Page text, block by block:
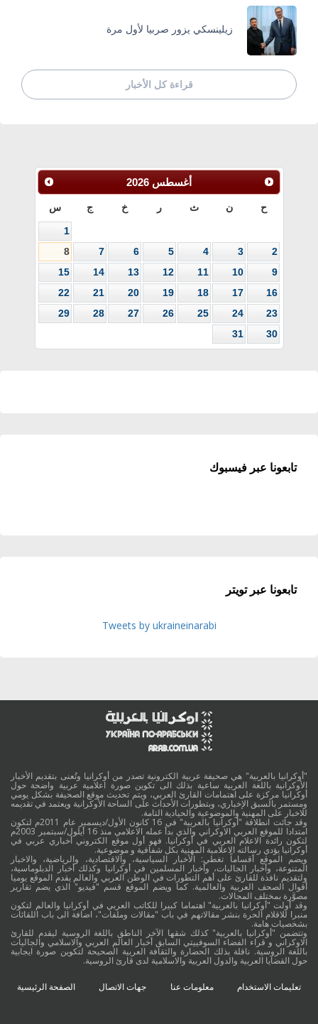
زيلينسكي يزور صربيا لأول مرة
قراءة كل الأخبار
أغسطس 2026
ح ن ث ر خ ج س
1
2
3
4
5
6
7
8
9
10
11
12
13
14
15
16
17
18
19
20
21
22
23
24
25
26
27
28
29
30
31
تابعونا عبر فيسبوك
تابعونا عبر تويتر
Tweets by ukraineinarabi
"أوكرانيا بالعربية" هي صحيفة عربية الكترونية تصدر من أوكرانيا وتُعنى بتقديم الأخبار
الأوكرانية باللغة العربية ساعية بذلك الى تكوين صورة اعلامية عربية واضحة حول
أوكرانيا مركزة على اهتمامات القارئ العربي، ويتم تحديث موقع الصحيفة بشكل يومي
ومستمر بالسبق الإخباري، وبتطورات الأحداث على الساحة الأوكرانية ويعتمد في تقديمه
للاخبار على المهنية والموضوعية والحيادية التامة.
وقد جائت انطلاقة "أوكرانيا بالعربية" في 16 كانون الأول/ديسمبر عام 2011م لتكون
امتدادا للموقع العربي الاوكراني والذي بدأ عمله الاعلامي منذ 16 أيلول/سبتمبر 2003م
لتكون رائدة الاعلام العربي في أوكرانيا. فهو أول موقع الكتروني أخباري عربي في
أوكرانيا يؤدي رسالته الاعلامية المهنية بكل شفافية و موضوعية.
ويضم الموقع أقساماً تغطي: الأخبار السياسية، والاقتصادية، والرياضية، والاخبار
المتنوعة، وأخبار الجاليات، وأخبار المسلمين في أوكرانيا وكذلك أخبار الدبلوماسية،
ولتقديم نافذة للقارئ على أهم التطورات في الوطن العربي والعالم يقدم الموقع يوميا
أقوال الصحف العربية والعالمية. كما ويضم الموقع قسم "فيديو" الذي يضم تقارير
مصوَّرة بمختلف المجالات.
وقد أولت "أوكرانيا بالعربية" اهتماما كبيرا للكاتب العربي في أوكرانيا والعالم لتكون
منبرا للاقلام الحرة بنشر مقالاتهم في باب "مقالات وملفات"، اضافة الى باب اللقائات
بشخصيات هامة.
وتتضمن "أوكرانيا بالعربية" كذلك شقها الآخر الناطق باللغة الروسية ليقدم للقارئ
الاوكراني و قراء الفضاء السوفييتي السابق أخبار العالم العربي والاسلامي والجاليات
باللغة الروسية. ناقلة بذلك الحضارة والثقافة العربية الصحيحة لتكوين صورة ايجابية
حول القضايا العربية والدول العربية والاسلامية لدى قارئ الروسية.
تعليمات الاستخدام معلومات عنا جهات الاتصال الصفحة الرئيسية